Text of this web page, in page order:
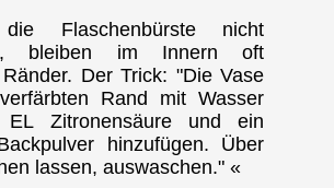
Flaschenbürste nicht
bleiben im Innern oft
Der Trick: "Die Vase
Rand mit Wasser
Zitronensäure und ein
hinzufügen. Über
lassen, auswaschen." «